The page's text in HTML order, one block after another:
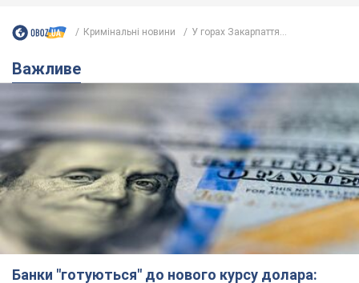
Кримінальні новини У горах Закарпаття...
Важливе
Банки "готуються" до нового курсу долара: